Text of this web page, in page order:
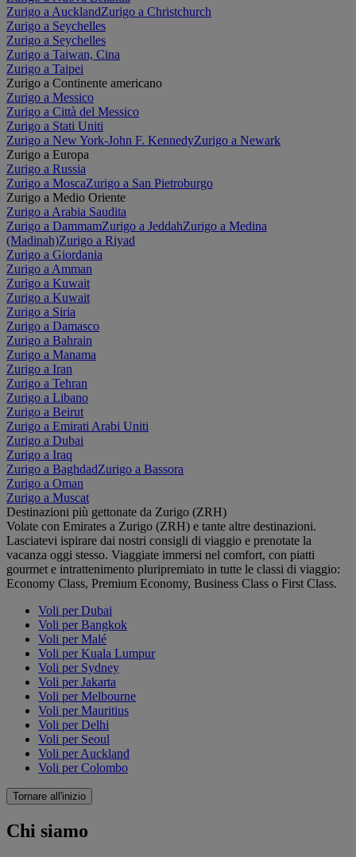
Zurigo a AucklandZurigo a Christchurch
Zurigo a Seychelles
Zurigo a Seychelles
Zurigo a Taiwan, Cina
Zurigo a Taipei
Zurigo a Continente americano
Zurigo a Messico
Zurigo a Città del Messico
Zurigo a Stati Uniti
Zurigo a New York-John F. KennedyZurigo a Newark
Zurigo a Europa
Zurigo a Russia
Zurigo a MoscaZurigo a San Pietroburgo
Zurigo a Medio Oriente
Zurigo a Arabia Saudita
Zurigo a DammamZurigo a JeddahZurigo a Medina
(Madinah)Zurigo a Riyad
Zurigo a Giordania
Zurigo a Amman
Zurigo a Kuwait
Zurigo a Kuwait
Zurigo a Siria
Zurigo a Damasco
Zurigo a Bahrain
Zurigo a Manama
Zurigo a Iran
Zurigo a Tehran
Zurigo a Libano
Zurigo a Beirut
Zurigo a Emirati Arabi Uniti
Zurigo a Dubai
Zurigo a Iraq
Zurigo a BaghdadZurigo a Bassora
Zurigo a Oman
Zurigo a Muscat
Destinazioni più gettonate da Zurigo (ZRH)
Volate con Emirates a Zurigo (ZRH) e tante altre destinazioni.
Lasciatevi ispirare dai nostri consigli di viaggio e prenotate la
vacanza oggi stesso. Viaggiate immersi nel comfort, con piatti
gourmet e intrattenimento pluripremiato in tutte le classi di viaggio:
Economy Class, Premium Economy, Business Class o First Class.
Voli per Dubai
Voli per Bangkok
Voli per Malé
Voli per Kuala Lumpur
Voli per Sydney
Voli per Jakarta
Voli per Melbourne
Voli per Mauritius
Voli per Delhi
Voli per Seoul
Voli per Auckland
Voli per Colombo
Tornare all'inizio
Chi siamo